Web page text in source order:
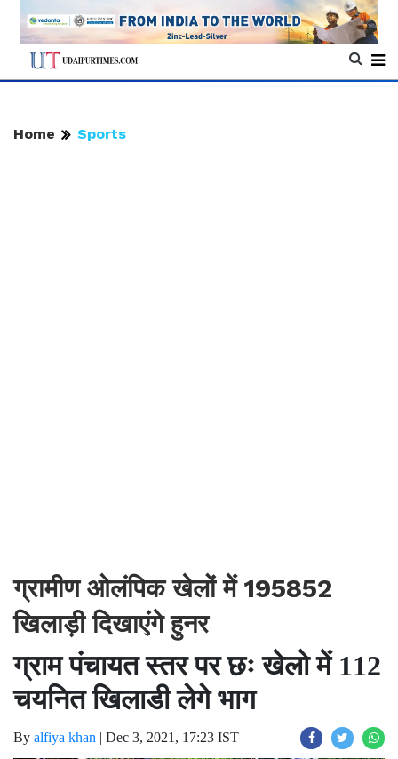
Home Sports
ग्रामीण ओलंपिक खेलों में 195852
खिलाड़ी दिखाएंगे हुनर
ग्राम पंचायत स्तर पर छः खेलो में 112
चयनित खिलाडी लेगे भाग
By alfiya khan | Dec 3, 2021, 17:23 IST